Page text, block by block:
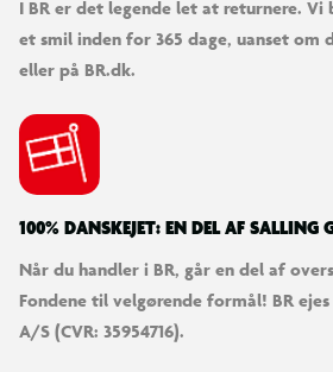
I BR er det legende let at returnere.
et smil inden for 365 dage, uanset om
eller på BR.dk.
100% DANSKEJET: EN DEL AF SALLING
Når du handler i BR, går en del af
Fondene til velgørende formål! BR ejes
A/S (CVR: 35954716).